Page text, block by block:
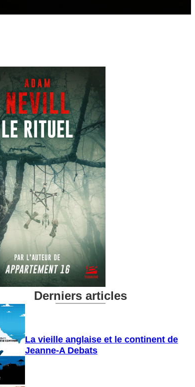
Derniers articles
La vieille anglaise et le continent de
Jeanne-A Debats